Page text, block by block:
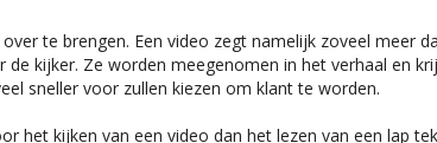
te brengen. Een video zegt namelijk zoveel meer
kijker. Ze worden meegenomen in het verhaal en
sneller voor zullen kiezen om klant te worden.
het kijken van een video dan het lezen van een lap